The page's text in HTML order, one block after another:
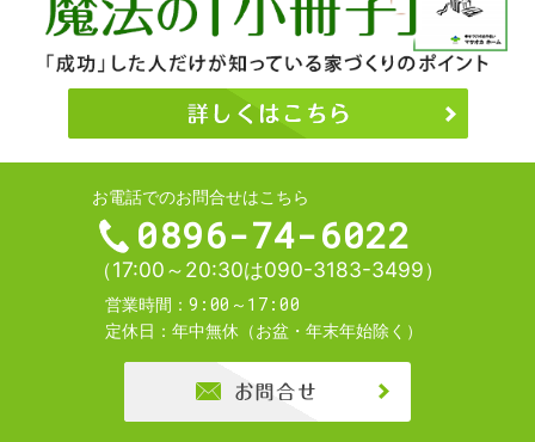
お電話でのお問合せはこちら
0896-74-6022
（17:00～20:30は090-3183-3499）
営業時間 9:00～17:00
定休日 年中無休（お盆・年末年始除く）